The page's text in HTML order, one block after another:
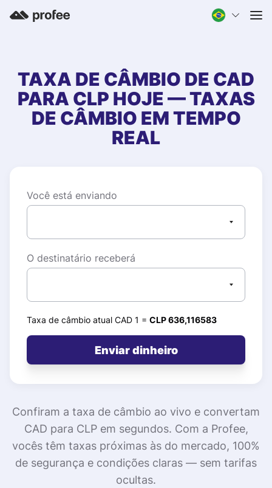
TAXA DE CÂMBIO DE CAD
PARA CLP HOJE — TAXAS
DE CÂMBIO EM TEMPO
REAL
Você está enviando
O destinatário receberá
Taxa de câmbio atual CAD 1 = CLP 636,116583
Enviar dinheiro
Confiram a taxa de câmbio ao vivo e convertam
CAD para CLP em segundos. Com a Profee,
vocês têm taxas próximas às do mercado, 100%
de segurança e condições claras — sem tarifas
ocultas.